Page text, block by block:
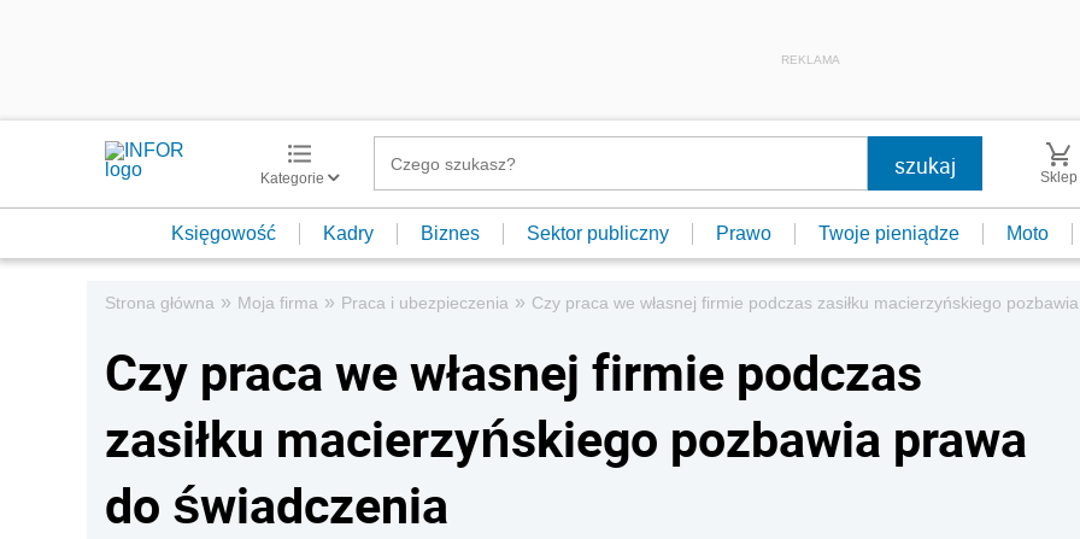
REKLAMA
Kategorie Sklep
Księgowość Kadry Biznes Sektor publiczny Prawo Twoje pieniądze Moto
Strona główna » Moja firma » Praca i ubezpieczenia » Czy praca we własnej firmie podczas zasiłku macierzyńskiego
Czy praca we własnej firmie podczas
zasiłku macierzyńskiego pozbawia prawa
do świadczenia